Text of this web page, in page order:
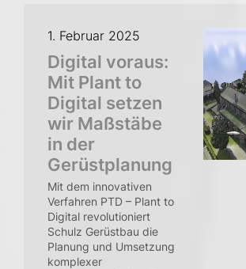
1. Februar 2025
Digital voraus:
Mit Plant to
Digital setzen
wir Maßstäbe
in der
Gerüstplanung
Mit dem innovativen
Verfahren PTD – Plant to
Digital revolutioniert
Schulz Gerüstbau die
Planung und Umsetzung
komplexer